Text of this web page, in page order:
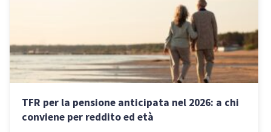
TFR per la pensione anticipata nel 2026: a chi
conviene per reddito ed età